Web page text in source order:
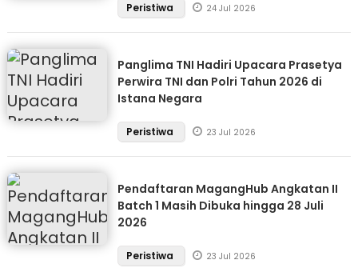
Peristiwa 24 Jul 2026
Panglima TNI Hadiri Upacara Prasetya
Perwira TNI dan Polri Tahun 2026 di
Istana Negara
Peristiwa 23 Jul 2026
Pendaftaran MagangHub Angkatan II
Batch 1 Masih Dibuka hingga 28 Juli
2026
Peristiwa 23 Jul 2026